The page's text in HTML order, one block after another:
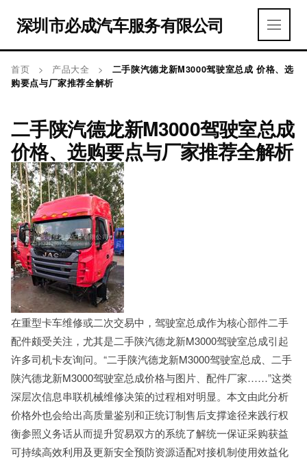
深圳市必成汽车服务有限公司
首页 > 产品大全 >
二手陕汽德龙新M3000驾驶室总成 价格、选
购要点与厂家推荐全解析
二手陕汽德龙新M3000驾驶室总成
价格、选购要点与厂家推荐全解析
在重型卡车维修或二次交易中，驾驶室总成作为核心部件二手
配件颇受关注，尤其是二手陕汽德龙新M3000驾驶室总成引起
许多司机卡友询问。“二手陕汽德龙新M3000驾驶室总成、二手
陕汽德龙新M3000驾驶室总成价格与图片、配件厂家……”这类
深层次信息串联机械维修决策的过程相对明显。本文由此分析
价格外也会给出高质量鉴别和正统订制售后支撑途径来践行权
衡参照义务话从而提升贸易双方的系统了解统一保证采购获益
可持续高效利用及更新安全预防资源适配对接机制使用效益化